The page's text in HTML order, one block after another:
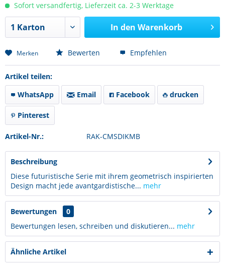
Sofort versandfertig, Lieferzeit ca. 2-3 Werktage
In den Warenkorb
Merken Bewerten Empfehlen
Artikel teilen:
WhatsApp
Email Facebook drucken
Pinterest
Artikel-Nr.: RAK-CMSDIKMB
Beschreibung
Diese futuristische Serie mit ihrem geometrisch inspirierten
Design macht jede avantgardistische... mehr
Bewertungen
0
Bewertungen lesen, schreiben und diskutieren... mehr
Ähnliche Artikel